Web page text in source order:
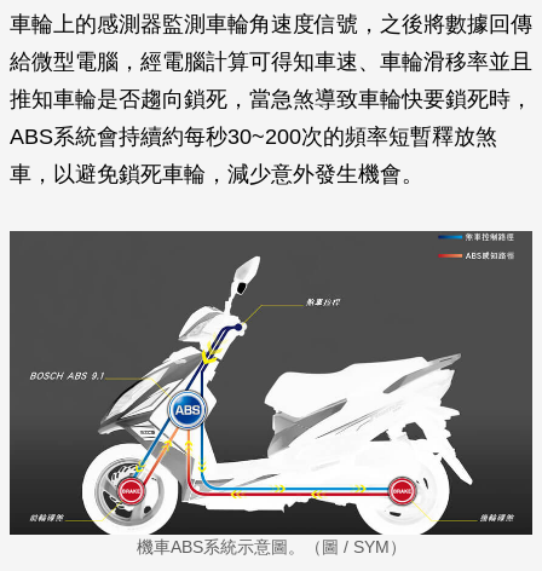
車輪上的感測器監測車輪角速度信號，之後將數據回傳
給微型電腦，經電腦計算可得知車速、車輪滑移率並且
推知車輪是否趨向鎖死，當急煞導致車輪快要鎖死時，
ABS系統會持續約每秒30~200次的頻率短暫釋放煞
車，以避免鎖死車輪，減少意外發生機會。
機車ABS系統示意圖。（圖 / SYM）